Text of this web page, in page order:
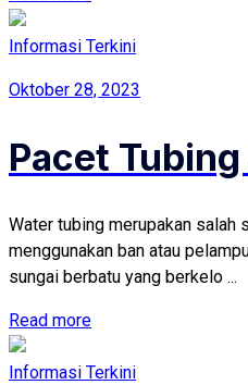
Informasi Terkini
Oktober 28, 2023
Pacet
Water tubing merupakan salah
menggunakan ban atau
sungai berbatu yang berkelo ...
Read more
Informasi Terkini